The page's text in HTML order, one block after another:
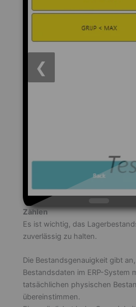
❮
Zählen
Es ist wichtig, das
zuverlässig zu halten.
Die Bestandsgenauigkeit gibt
Bestandsdaten im ERP-System
tatsächlichen physischen
übereinstimmen.